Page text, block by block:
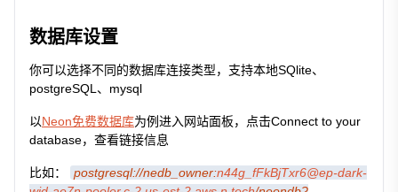
数据库设置
你可以选择不同的数据库连接类型，支持本地SQlite、
postgreSQL、mysql
以Neon免费数据库为例进入网站面板，点击Connect to your
database，查看链接信息
比如： postgresql://nedb_owner:n44g_fFkBjTxr6@ep-dark-